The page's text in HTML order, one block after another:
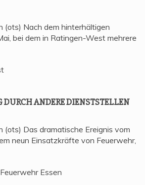
(ots) Nach dem hinterhältigen
bei dem in Ratingen-West mehrere
ANDE­RE DIENSTSTELLEN
(ots) Das dramatische Ereignis vom
neun Einsatzkräfte von Feuerwehr,